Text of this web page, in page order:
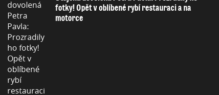
fotky! Opět v oblíbené rybí restauraci a na
motorce